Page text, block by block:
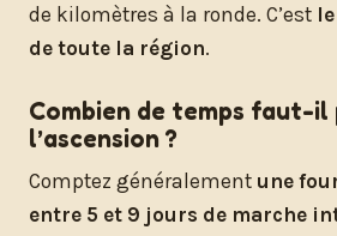
de kilomètres à la ronde. C’est
de toute la région.
Combien de temps faut-il
l’ascension ?
Comptez généralement une
entre 5 et 9 jours de marche